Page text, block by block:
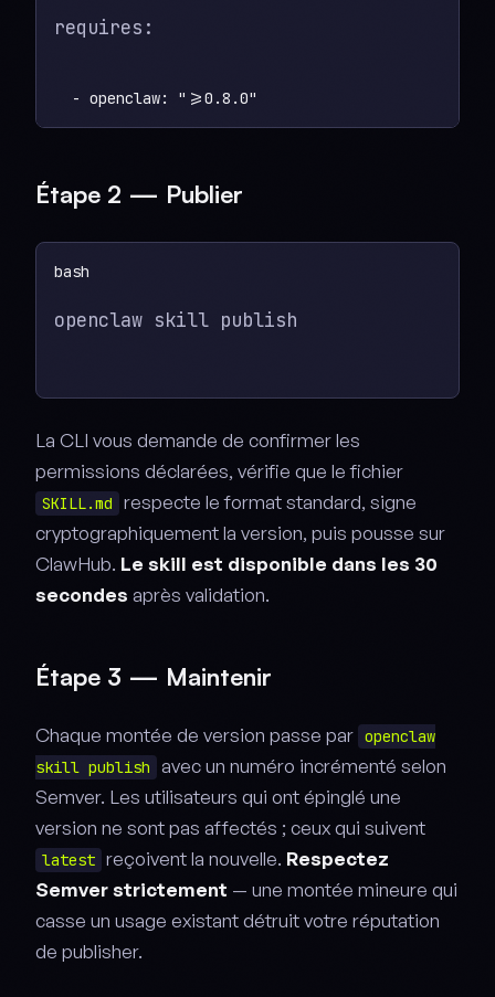
requires:
Étape 2 — Publier
openclaw skill publish
La CLI vous demande de confirmer les
permissions déclarées, vérifie que le fichier
SKILL.md
respecte le format standard, signe
cryptographiquement la version, puis pousse sur
ClawHub. Le skill est disponible dans les 30
secondes après validation.
Étape 3 — Maintenir
Chaque montée de version passe par openclaw
skill publish
avec un numéro incrémenté selon
Semver. Les utilisateurs qui ont épinglé une
version ne sont pas affectés ; ceux qui suivent
latest reçoivent la nouvelle. Respectez
Semver strictement — une montée mineure qui
casse un usage existant détruit votre réputation
de publisher.